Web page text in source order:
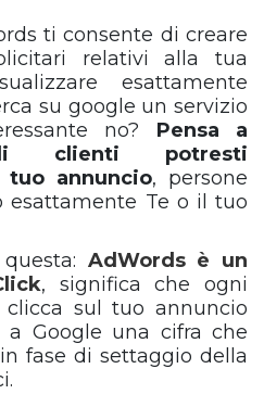
ti consente di creare
relativi alla tua
esattamente
su google un servizio
no? Pensa a
clienti potresti
annuncio, persone
esattamente Te o il tuo
AdWords è un
, significa che ogni
sul tuo annuncio
a Google una cifra che
fase di settaggio della